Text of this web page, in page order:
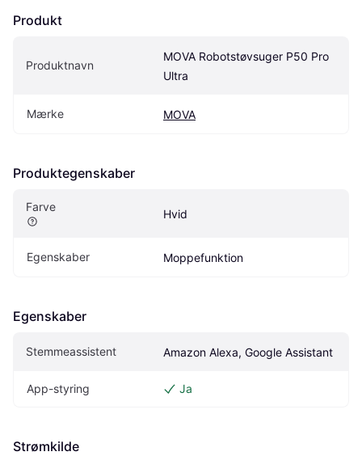
Produkt
Produktnavn
MOVA Robotstøvsuger P50 Pro
Ultra
Mærke MOVA
Produktegenskaber
Farve
Hvid
Egenskaber Moppefunktion
Egenskaber
Stemmeassistent Amazon Alexa, Google Assistant
App-styring Ja
Strømkilde